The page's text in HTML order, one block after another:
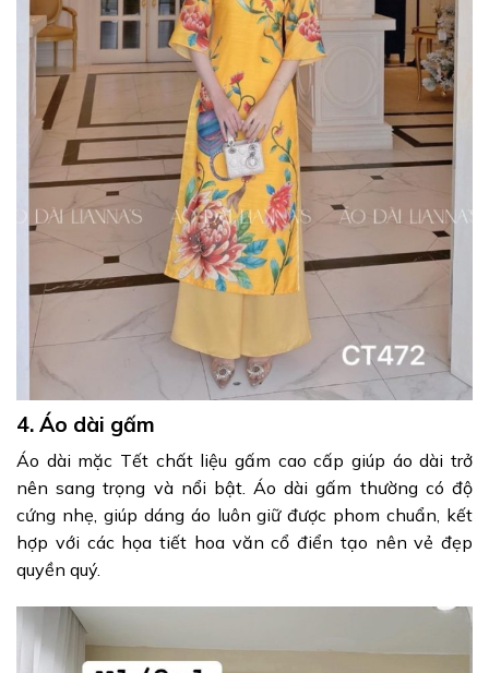
4. Áo dài gấm
Áo dài mặc Tết chất liệu gấm cao cấp giúp áo dài trở
nên sang trọng và nổi bật. Áo dài gấm thường có độ
cứng nhẹ, giúp dáng áo luôn giữ được phom chuẩn, kết
hợp với các họa tiết hoa văn cổ điển tạo nên vẻ đẹp
quyền quý.